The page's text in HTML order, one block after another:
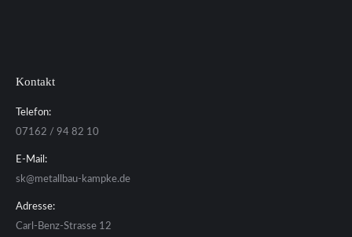
Kontakt
Telefon:
07162 / 94 82 10
E-Mail:
sk@metallbau-kampke.de
Adresse:
Carl-Benz-Strasse 12